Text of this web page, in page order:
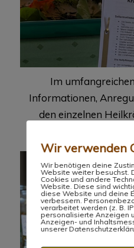
Im
Informationen,
den einzelnen
Wir verwenden
Wir benötigen deine
Website weiter besuchst.
Cookies und andere
Website. Diese sind
diese Website und deine
verbessern.
verarbeitet werden (z. B.
personalisierte Anzeigen
Anzeigen- und
unserer